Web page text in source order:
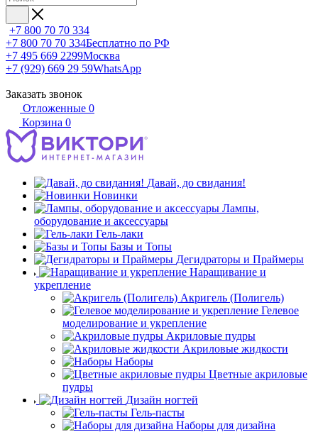
+7 800 70 70 334
+7 800 70 70 334Бесплатно по РФ
+7 495 669 2299Москва
+7 (929) 669 29 59WhatsApp
Заказать звонок
Отложенные 0
Корзина 0
Давай, до свидания!
Новинки
Лампы,
оборудование и аксессуары
Гель-лаки
Базы и Топы
Дегидраторы и Праймеры
Наращивание и
укрепление
Акригель (Полигель)
Гелевое
моделирование и укрепление
Акриловые пудры
Акриловые жидкости
Наборы
Цветные акриловые
пудры
Дизайн ногтей
Гель-пасты
Наборы для дизайна